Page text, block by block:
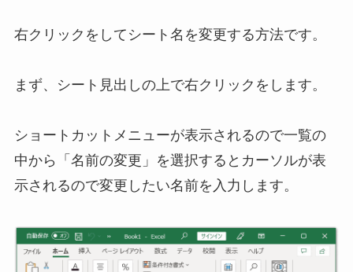
右クリックをしてシート名を変更する方法です。
まず、シート見出しの上で右クリックをします。
ショートカットメニューが表示されるので一覧の
中から「名前の変更」を選択するとカーソルが表
示されるので変更したい名前を入力します。